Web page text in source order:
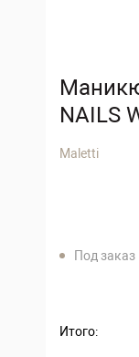
NAILS
Maletti
Под заказ
Итого: